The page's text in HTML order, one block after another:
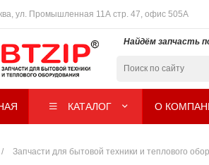
ул. Промышленная 11А стр. 47, офис 505А
Найдём запчасть
КАТАЛОГ О
/ Запчасти для бытовой техники и теплового